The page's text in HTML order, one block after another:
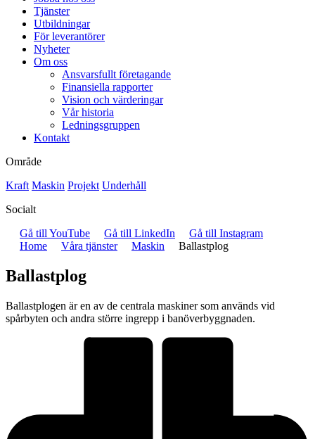
Tjänster
Utbildningar
För leverantörer
Nyheter
Om oss
Ansvarsfullt företagande
Finansiella rapporter
Vision och värderingar
Vår historia
Ledningsgruppen
Kontakt
Område
Kraft Maskin Projekt Underhåll
Socialt
Gå till YouTube
Gå till LinkedIn
Gå till Instagram
Home
Våra tjänster Maskin Ballastplog
Ballastplog
Ballastplogen är en av de centrala maskiner som används vid
spårbyten och andra större ingrepp i banöverbyggnaden.